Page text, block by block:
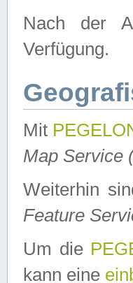
Nach der
Verfügung.
Mit
Map Service
Weiterhin
Feature
Um die
kann eine